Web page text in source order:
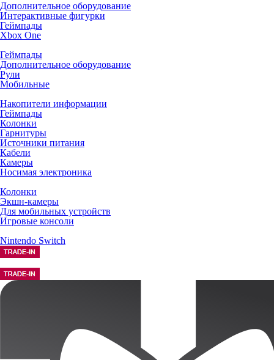
Дополнительное оборудование
Интерактивные фигурки
Геймпады
Xbox One
Геймпады
Дополнительное оборудование
Рули
Мобильные
Накопители информации
Геймпады
Колонки
Гарнитуры
Источники питания
Кабели
Камеры
Носимая электроника
Колонки
Экшн-камеры
Для мобильных устройств
Игровые консоли
Nintendo Switch